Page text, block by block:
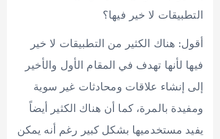
لا خير فيها؟
هناك الكثير من التطبيقات لا خير
لأنها تهدف في المقام الأول والأخير
علاقات ومحادثات غير سوية
بالمرة، كما أن هناك الكثير أيضاً
مستخدميها بشكل كبير رغم أنه يمكن